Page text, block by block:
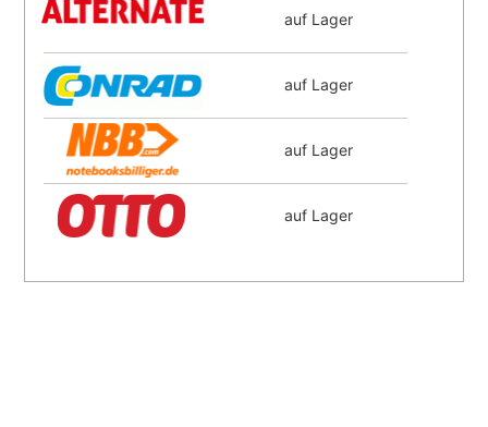
auf Lager
auf Lager
auf Lager
auf Lager
demnächst verfügbar